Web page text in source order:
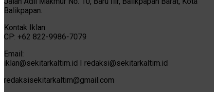
Balikpapan.
Kontak Iklan:
CP: +62 822-9986-7079
Email:
iklan@sekitarkaltim.id I redaksi@sekitarkaltim.id
redaksisekitarkaltim@gmail.com